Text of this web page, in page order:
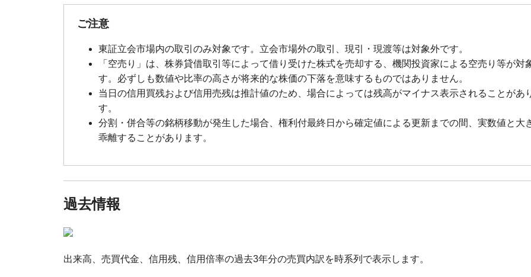
ご注意
東証立会市場内の取引のみ対象です。立会市場外の取引、現引・現渡等は対象外です。
「空売り」は、株券貸借取引等によって借り受けた株式を売却する、機関投資家による空売り等が対
す。必ずしも数値や比率の高さが将来的な株価の下落を意味するものではありません。
当日の信用買残および信用売残は推計値のため、場合によっては残高がマイナス表示されることがあ
す。
分割・併合等の銘柄移動が発生した場合、権利付最終日から確定値による更新までの間、実数値と大
乖離することがあります。
過去情報
出来高、売買代金、信用残、信用倍率の過去3年分の売買内訳を時系列で表示します。